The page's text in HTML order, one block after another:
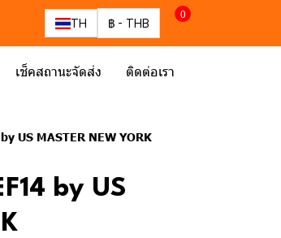
TH ฿ - THB
0
เช็คสถานะจัดส่ง ติดต่อเรา
US MASTER NEW YORK
by US